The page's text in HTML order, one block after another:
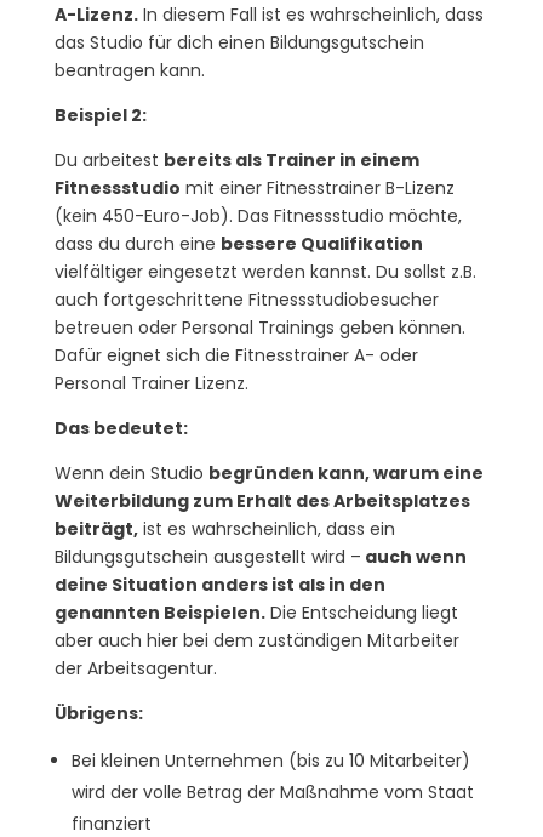
A-Lizenz.In diesem Fall ist es wahrscheinlich, dass
das Studio für dich einen Bildungsgutschein
beantragen kann.
Beispiel 2:
Du arbeitest bereits als Trainer in einem
Fitnessstudio mit einer Fitnesstrainer B-Lizenz
(kein 450-Euro-Job). Das Fitnessstudio möchte,
dass du durch eine bessere Qualifikation
vielfältiger eingesetzt werden kannst. Du sollst z.B.
auch fortgeschrittene Fitnessstudiobesucher
betreuen oder Personal Trainings geben können.
Dafür eignet sich die Fitnesstrainer A- oder
Personal Trainer Lizenz.
Das bedeutet:
Wenn dein Studio begründen kann, warum eine
Weiterbildung zum Erhalt des Arbeitsplatzes
beiträgt,ist es wahrscheinlich, dass ein
Bildungsgutschein ausgestellt wird – auch wenn
deine Situation anders ist als in den
genannten Beispielen.Die Entscheidung liegt
aber auch hier bei dem zuständigen Mitarbeiter
der Arbeitsagentur.
Übrigens:
Bei kleinen Unternehmen (bis zu 10 Mitarbeiter)
wird der volle Betrag der Maßnahme vom Staat
finanziert